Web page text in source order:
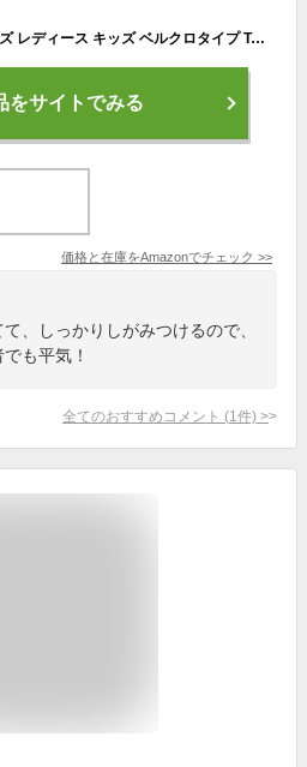
[TRIOP] ボルダリング シューズ レディース キッズ ベルクロタイプ TANGO LADY クライミング 正規品(22.5cm / EUR35.5)
をサイトでみる
価格と在庫をAmazonでチェック >>
、しっかりしがみつけるので、
も平気！
全てのおすすめコメント (1 件) >